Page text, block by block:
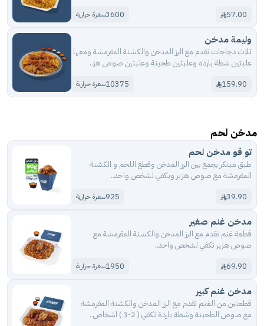
57.00
3600سعرة حرارية
وليمة مدخن
ثلاث دجاجات تقدم مع الرز المدخن والكشنة المقرمشة ومعها
علبتين شطة باردة وعلبتين طحينة وعلبتين صوص هز..
159.90
10375سعرة حرارية
مدخن لحم
تو قو مدخن لحم
طبق مبتكر يجمع بين الرز المدخن وقطع اللحم و الكشنة
المقرمشة مع صوص هزبر ويكفي لشخص واحد..
39.90
925سعرة حرارية
مدخن غنم صغير
قطعة غنم تقدم مع الرز المدخن والكشنة المقرمشة مع
صوص هزبر تكفي لشخص واحد..
69.90
1950سعرة حرارية
مدخن غنم كبير
قطعتين من الغنم تقدم مع الرز المدخن والكشنة المقرمشة
مع صوص الطحينة وشطة باردة تكفي ( 2-3 ) اشخاص..